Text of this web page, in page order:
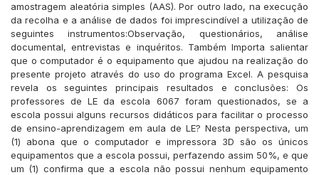
amostragem aleatória simples (AAS). Por outro lado, na execução
da recolha e a análise de dados foi imprescindível a utilização de
seguintes instrumentos:Observação, questionários, análise
documental, entrevistas e inquéritos. Também Importa salientar
que o computador é o equipamento que ajudou na realização do
presente projeto através do uso do programa Excel. A pesquisa
revela os seguintes principais resultados e conclusões: Os
professores de LE da escola 6067 foram questionados, se a
escola possui alguns recursos didáticos para facilitar o processo
de ensino-aprendizagem em aula de LE? Nesta perspectiva, um
(1) abona que o computador e impressora 3D são os únicos
equipamentos que a escola possui, perfazendo assim 50%, e que
um (1) confirma que a escola não possui nenhum equipamento